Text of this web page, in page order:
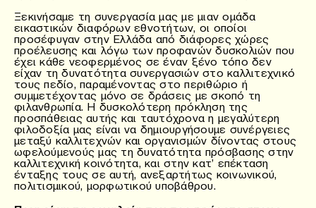
Ξεκινήσαμε τη συνεργασία μας με μιαν ομάδα
εικαστικών διαφόρων εθνοτήτων, οι οποίοι
προσέφυγαν στην Ελλάδα από διάφορες χώρες
προέλευσης και λόγω των προφανών δυσκολιών που
έχει κάθε νεοφερμένος σε έναν ξένο τόπο δεν
είχαν τη δυνατότητα συνεργασιών στο καλλιτεχνικό
τους πεδίο, παραμένοντας στο περιθώριο ή
συμμετέχοντας μόνο σε δράσεις με σκοπό τη
φιλανθρωπία. Η δυσκολότερη πρόκληση της
προσπάθειας αυτής και ταυτόχρονα η μεγαλύτερη
φιλοδοξία μας είναι να δημιουργήσουμε συνέργειες
μεταξύ καλλιτεχνών και οργανισμών δίνοντας στους
ωφελούμενούς μας τη δυνατότητα πρόσβασης στην
καλλιτεχνική κοινότητα, και στην κατ’ επέκταση
ένταξης τους σε αυτή, ανεξαρτήτως κοινωνικού,
πολιτισμικού, μορφωτικού υποβάθρου.